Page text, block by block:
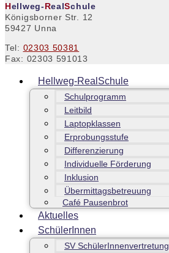
Hellweg-RealSchule
Königsborner Str. 12
59427 Unna
Tel: 02303 50381
Fax: 02303 591013
Hellweg-RealSchule
Schulprogramm
Leitbild
Laptopklassen
Erprobungsstufe
Differenzierung
Individuelle Förderung
Inklusion
Übermittagsbetreuung
Café Pausenbrot
Aktuelles
SchülerInnen
SV SchülerInnenvertretung